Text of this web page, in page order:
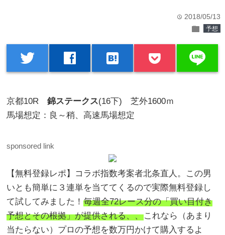
time 2018/05/13
folder 予想
twitter facebook hatenabookmark line
京都10R錦ステークス(16下) 芝外1600ｍ
馬場想定：良～稍、高速馬場想定
sponsored link
【無料登録レポ】コラボ指数考案者北条直人。この男
いとも簡単に３連単を当ててくるので実際無料登録し
て試してみました！毎週全72レース分の「買い目付き
予想とその根拠」が提供される、、これなら（あまり
当たらない）プロの予想を数万円かけて購入するよ